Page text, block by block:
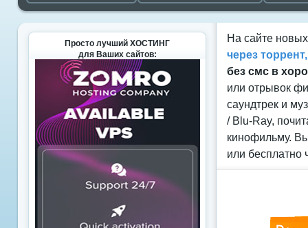
На сайте
через
без смс в
или отрывок
саундтрек и
/ Blu-Ray,
кинофильму.
или бесплатно
Просто лучший ХОСТИНГ
для Ваших сайтов: